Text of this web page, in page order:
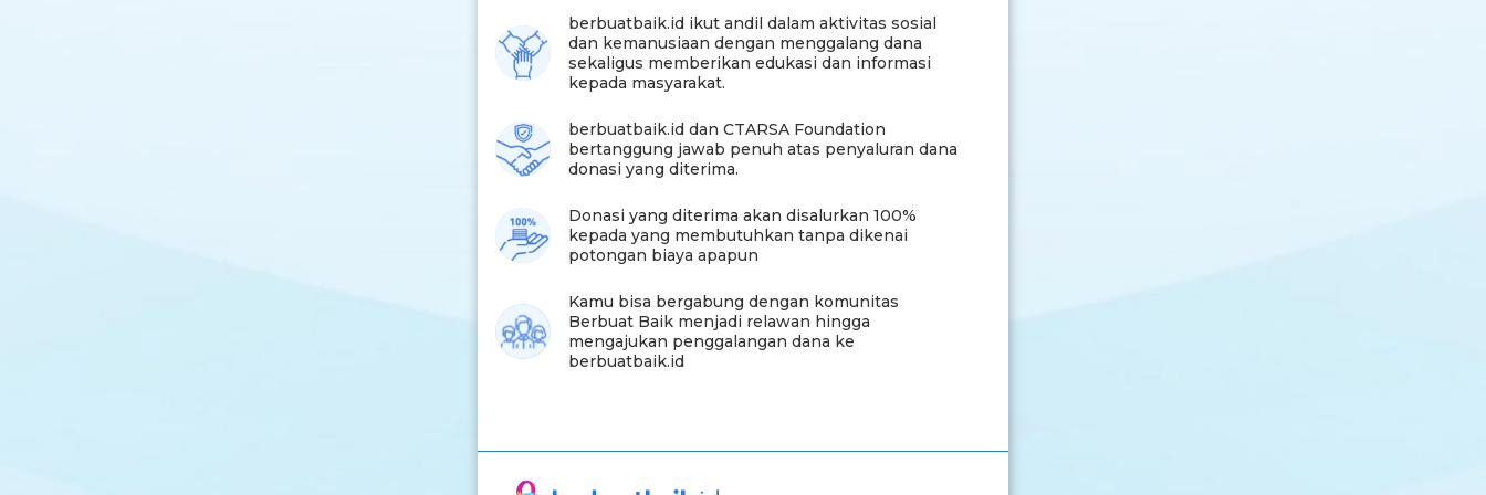
Namun sulitnya perjalanan menuju rumah Fitriani tidak
menyurutkan semangat tim berbuatbaik.id untuk
menyalurkan bantuan hingga akhirnya tim berhasil
Menyambangi Fitriani di rumahnya, gadis tanpa telapak
tangan dan kaki ini tampak malu-malu menyapa tim
berbuatbaik.id
Namun, wajahnya langsung berubah senang ketika tim
membuka semua hadiah untuk Fitriani, apalagi ada
barbie yang benar-benar membuat Fitriani takjub
sekaligus penasaran. Teman-teman Fitriani pun
mengucapkan banyak terima kasih kepada para sahabat
berbuatbaik.id ikut andil dalam aktivitas sosial
dan kemanusiaan dengan menggalang dana
sekaligus memberikan edukasi dan informasi
kepada masyarakat.
berbuatbaik.id dan CTARSA Foundation
bertanggung jawab penuh atas penyaluran dana
donasi yang diterima.
Donasi yang diterima akan disalurkan 100%
kepada yang membutuhkan tanpa dikenai
potongan biaya apapun
Kamu bisa bergabung dengan komunitas
Berbuat Baik menjadi relawan hingga
mengajukan penggalangan dana ke
berbuatbaik.id